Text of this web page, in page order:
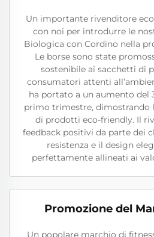
Un importante rivenditore
con noi per introdurre le
Biologica con Cordino nella
Le borse sono state
sostenibile ai sacchetti di
consumatori attenti
ha portato a un aumento del
primo trimestre, dimostrando
di prodotti eco-friendly. Il
feedback positivi da parte dei
resistenza e il design
perfettamente allineati ai
Promozione del
Un popolare marchio di